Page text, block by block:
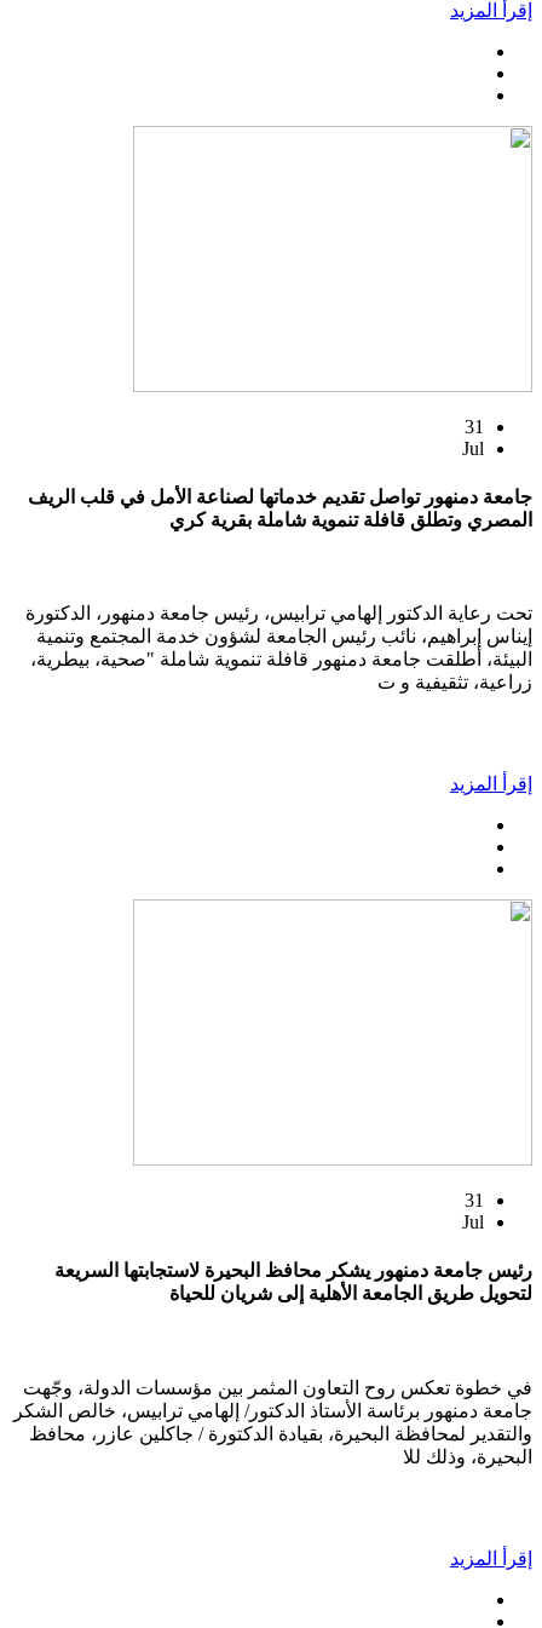
إقرأ المزيد
31
Jul
جامعة دمنهور تواصل تقديم خدماتها لصناعة الأمل في قلب الريف
المصري وتطلق قافلة تنموية شاملة بقرية كري
تحت رعاية الدكتور إلهامي ترابيس، رئيس جامعة دمنهور، الدكتورة
إيناس إبراهيم، نائب رئيس الجامعة لشؤون خدمة المجتمع وتنمية
البيئة، أطلقت جامعة دمنهور قافلة تنموية شاملة "صحية، بيطرية،
زراعية، تثقيفية و ت
إقرأ المزيد
31
Jul
رئيس جامعة دمنهور يشكر محافظ البحيرة لاستجابتها السريعة
لتحويل طريق الجامعة الأهلية إلى شريان للحياة
في خطوة تعكس روح التعاون المثمر بين مؤسسات الدولة، وجّهت
جامعة دمنهور برئاسة الأستاذ الدكتور/ إلهامي ترابيس، خالص الشكر
والتقدير لمحافظة البحيرة، بقيادة الدكتورة / جاكلين عازر، محافظ
البحيرة، وذلك للا
إقرأ المزيد